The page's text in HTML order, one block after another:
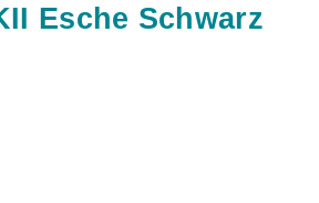
Esche Schwarz